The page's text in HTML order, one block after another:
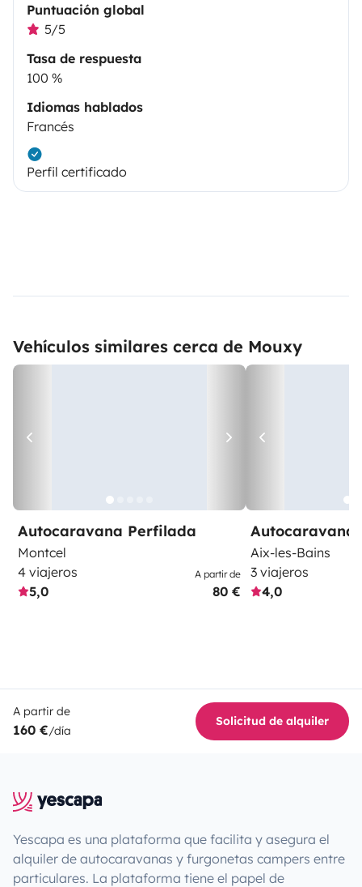
Puntuación global
5/5
Tasa de respuesta
100 %
Idiomas hablados
Francés
Perfil certificado
Vehículos similares cerca de Mouxy
Autocaravana Perfilada
Montcel
4 viajeros
5,0
A partir de
80 €
Autocaravana
Aix-les-Bains
3 viajeros
4,0
A partir de
160 €/día
Solicitud de alquiler
Yescapa es una plataforma que facilita y asegura el
alquiler de autocaravanas y furgonetas campers entre
particulares. La plataforma tiene el papel de